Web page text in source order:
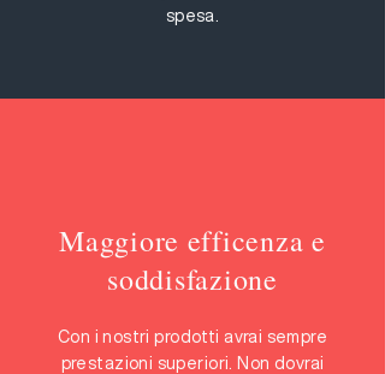
spesa.
Maggiore efficenza e
soddisfazione
Con i nostri prodotti avrai sempre
prestazioni superiori. Non dovrai